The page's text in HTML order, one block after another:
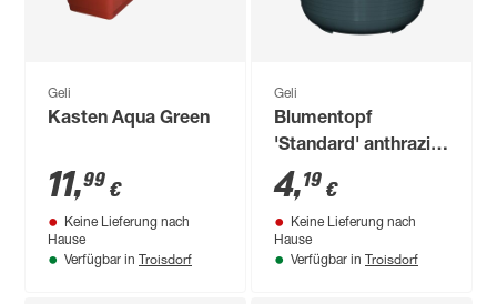
Geli
Kasten Aqua Green
11,99 €
Keine Lieferung nach
Hause
Verfügbar in Troisdorf
Geli
Blumentopf
'Standard' anthrazit
Ø 26 cm
4,19 €
Keine Lieferung nach
Hause
Verfügbar in Troisdorf